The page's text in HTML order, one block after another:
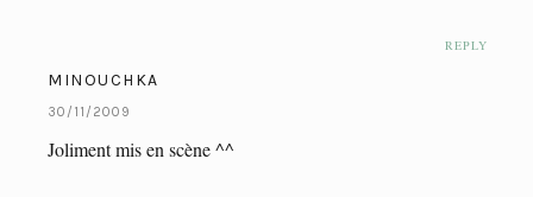
REPLY
MINOUCHKA
30/11/2009
Joliment mis en scène ^^